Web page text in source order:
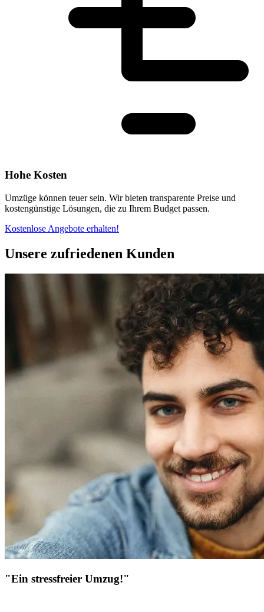
Hohe Kosten
Umzüge können teuer sein. Wir bieten transparente Preise und
kostengünstige Lösungen, die zu Ihrem Budget passen.
Kostenlose Angebote erhalten!
Unsere zufriedenen Kunden
"Ein stressfreier Umzug!"